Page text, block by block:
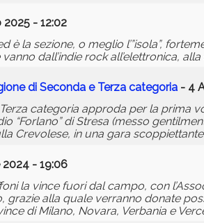
- 12:02
è la sezione, o meglio l’”isola”,
dall’indie rock all’elettronica, alla
di Seconda e Terza categoria - 4
categoria approda per la prima
“Forlano” di Stresa (messo
Crevolese, in una gara
- 19:06
la vince fuori dal campo, con
grazie alla quale verranno donate
di Milano, Novara, Verbania e